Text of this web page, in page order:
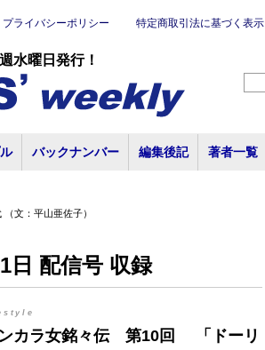
水曜日発行！
プライバシーポリシー 特定商取引法に基づく表示
バックナンバー 編集後記 著者一覧
文：平山亜佐子）
日 配信号 収録
カラ女銘々伝 第10回 「ドーリ